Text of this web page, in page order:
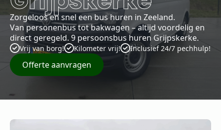
Zorgeloos en snel een bus huren in Zeeland.
Van personenbus tot bakwagen – altijd voordelig en
direct geregeld. 9 persoonsbus huren Grijpskerke.
Vrij van borg! Kilometer vrij! Inclusief 24/7 pechhulp!
Offerte aanvragen